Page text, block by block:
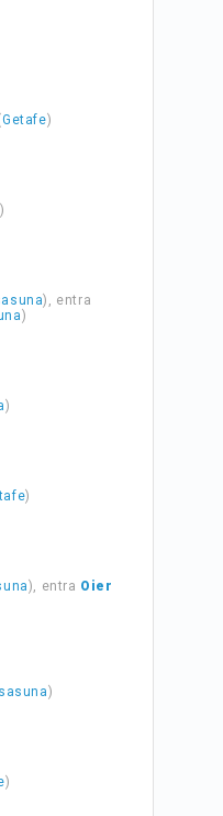
Getafe)
)
), entra
)
)
)
), entra Oier
)
)